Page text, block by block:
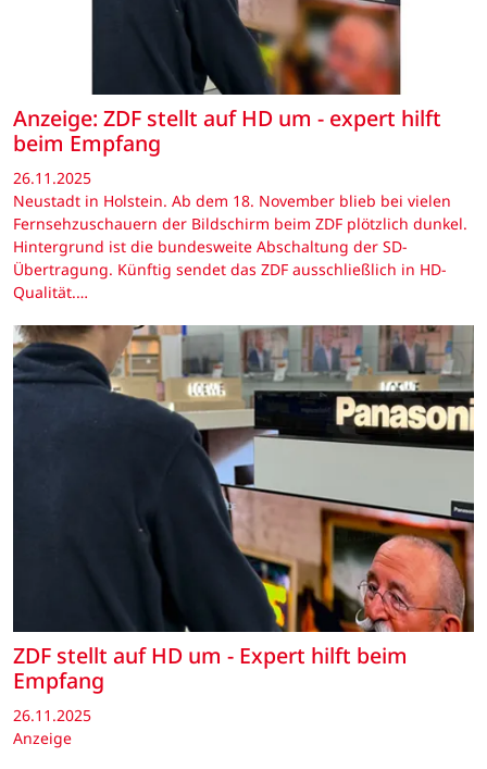
Anzeige: ZDF stellt auf HD um - expert hilft
beim Empfang
26.11.2025
Neustadt in Holstein. Ab dem 18. November blieb bei vielen
Fernsehzuschauern der Bildschirm beim ZDF plötzlich dunkel.
Hintergrund ist die bundesweite Abschaltung der SD-
Übertragung. Künftig sendet das ZDF ausschließlich in HD-
Qualität.…
ZDF stellt auf HD um - Expert hilft beim
Empfang
26.11.2025
Anzeige